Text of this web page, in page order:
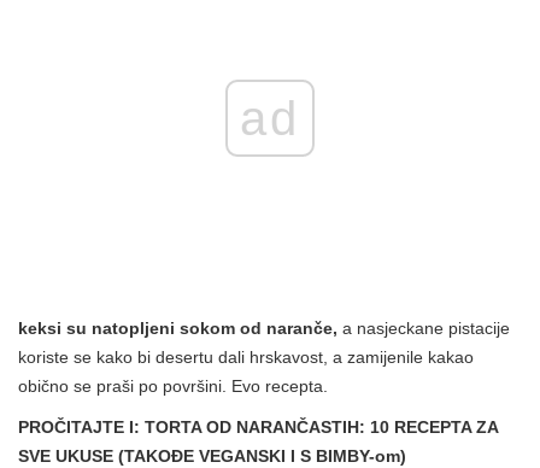
ad
keksi su natopljeni sokom od naranče, a nasjeckane pistacije
koriste se kako bi desertu dali hrskavost, a zamijenile kakao
obično se praši po površini. Evo recepta.
PROČITAJTE I: TORTA OD NARANČASTIH: 10 RECEPTA ZA
SVE UKUSE (TAKOĐE VEGANSKI I S BIMBY-om)